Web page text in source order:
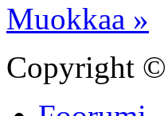
Muokkaa »
Copyright